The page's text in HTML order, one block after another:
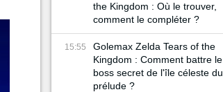
the Kingdom : Où le trouver,
comment le compléter ?
15:55
Golemax Zelda Tears of the
Kingdom : Comment battre le
boss secret de l'île céleste du
prélude ?